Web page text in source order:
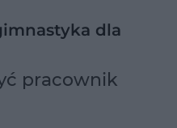
dla
pracownik